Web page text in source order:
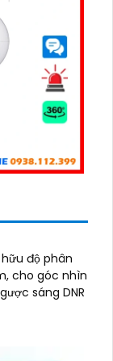
độ phân
cho góc nhìn